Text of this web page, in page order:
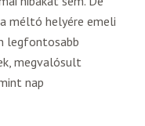
méltó helyére emeli
legfontosabb
megvalósult
nap